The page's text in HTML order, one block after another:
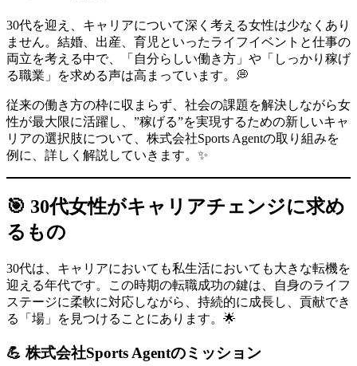
30代を迎え、キャリアについて深く考える女性は少なくあり
ません。結婚、出産、育児といったライフイベントと仕事の
両立を考える中で、「自分らしい働き方」や「しっかり稼げ
る職業」を求める声は高まっています。💭
従来の働き方の枠に収まらず、社会の課題を解決しながら女
性が最大限に活躍し、”稼げる”を実現するための新しいキャ
リアの選択肢について、株式会社Sports Agentの取り組みを
例に、詳しく解説していきます。✨
🎯 30代女性がキャリアチェンジに求め
るもの
30代は、キャリアにおいても私生活においても大きな転機を
迎える年代です。この時期の転職成功の鍵は、自身のライフ
ステージに柔軟に対応しながら、持続的に成長し、貢献でき
る「場」を見つけることにあります。🌟
💪 株式会社Sports Agentのミッション